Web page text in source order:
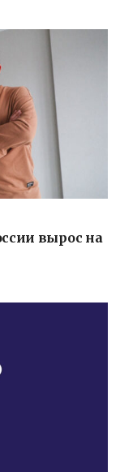
вырос на